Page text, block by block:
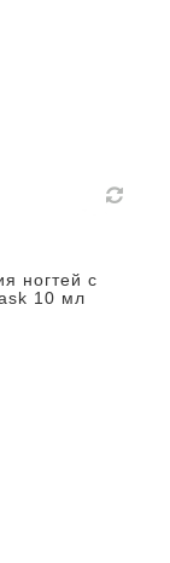
ногтей с
10 мл